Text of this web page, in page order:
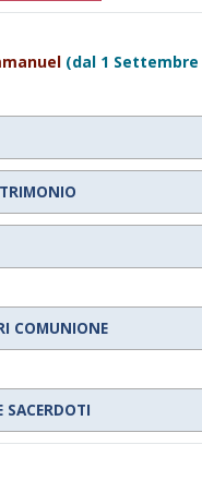
(dal 1 Settembre
COMUNIONE
SACERDOTI